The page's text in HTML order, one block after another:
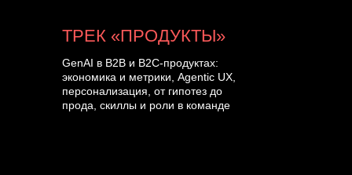
ТРЕК «ПРОДУКТЫ»
GenAI в B2B и B2C-продуктах:
экономика и метрики, Agentic UX,
персонализация, от гипотез до
прода, скиллы и роли в команде